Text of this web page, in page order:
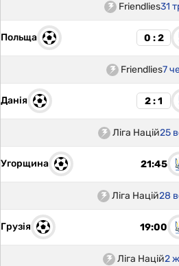
Friendlies31
Польща 0 : 2
Friendlies7
Данія 2 : 1
Ліга Націй25
Угорщина 21:45
Ліга Націй28
Грузія 19:00
Ліга Націй2